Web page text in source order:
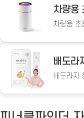
차량용
차량용
배도라
배도라지